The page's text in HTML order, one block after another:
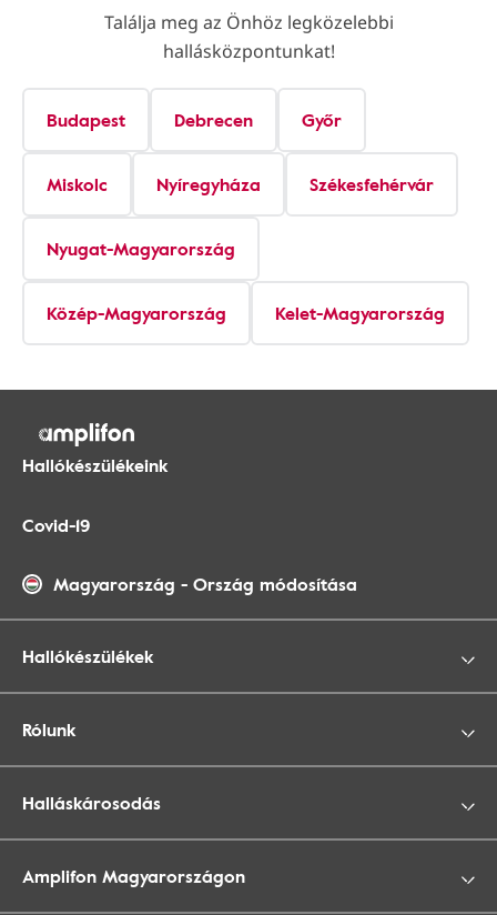
Találja meg az Önhöz legközelebbi
hallásközpontunkat!
Budapest Debrecen Győr
Miskolc Nyíregyháza Székesfehérvár
Nyugat-Magyarország
Közép-Magyarország Kelet-Magyarország
Hallókészülékeink
Covid-19
Magyarország - Ország módosítása
Hallókészülékek
Rólunk
Halláskárosodás
Amplifon Magyarországon